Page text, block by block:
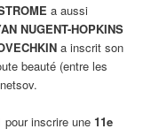
a aussi
NUGENT-HOPKINS
a inscrit son
beauté (entre les
inscrire une 11e